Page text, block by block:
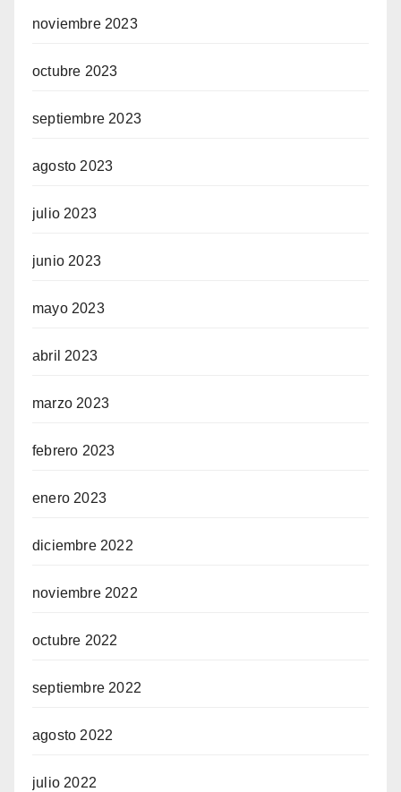
noviembre 2023
octubre 2023
septiembre 2023
agosto 2023
julio 2023
junio 2023
mayo 2023
abril 2023
marzo 2023
febrero 2023
enero 2023
diciembre 2022
noviembre 2022
octubre 2022
septiembre 2022
agosto 2022
julio 2022